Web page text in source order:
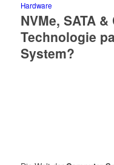
Hardware
NVMe, SATA
Technologie
System?